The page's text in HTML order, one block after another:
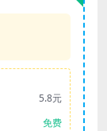
5.8元
免费